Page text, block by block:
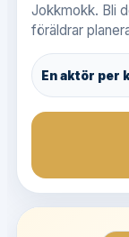
Jokkmokk. Bli
föräldrar
En aktör per